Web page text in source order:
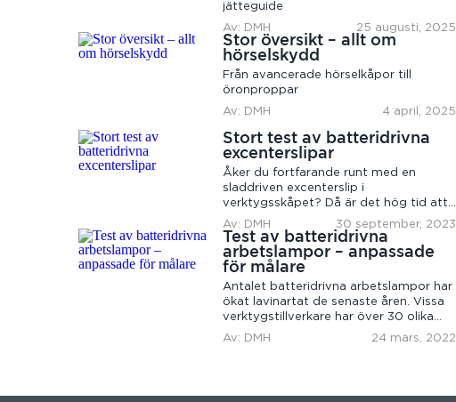
jätteguide
Av: DMH
25 augusti, 2025
Stor översikt – allt om
hörselskydd
Från avancerade hörselkåpor till
öronproppar
Av: DMH
4 april, 2025
Stort test av batteridrivna
excenterslipar
Åker du fortfarande runt med en
sladdriven excenterslip i
verktygsskåpet? Då är det hög tid att
uppdatera...
Av: DMH 30 september, 2023
Test av batteridrivna
arbetslampor – anpassade
för målare
Antalet batteridrivna arbetslampor har
ökat lavinartat de senaste åren. Vissa
verktygstillverkare har över 30 olika
varianter i sitt...
Av: DMH 24 mars, 2022